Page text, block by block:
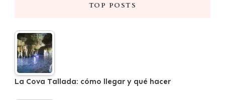
TOP POSTS
La Cova Tallada: cómo llegar y qué hacer